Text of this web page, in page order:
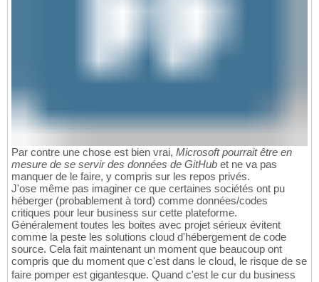
Par contre une chose est bien vrai, Microsoft pourrait être en
mesure de se servir des données de GitHub et ne va pas
manquer de le faire, y compris sur les repos privés.
J'ose même pas imaginer ce que certaines sociétés ont pu
héberger (probablement à tord) comme données/codes
critiques pour leur business sur cette plateforme.
Généralement toutes les boites avec projet sérieux évitent
comme la peste les solutions cloud d'hébergement de code
source. Cela fait maintenant un moment que beaucoup ont
compris que du moment que c'est dans le cloud, le risque de se
faire pomper est gigantesque. Quand c'est le cur du business